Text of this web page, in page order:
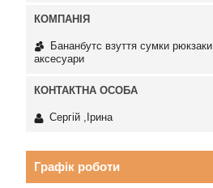
Бананбутс взуття сумки рюкзаки
аксесуари
Сергій ,Ірина
Графік роботи